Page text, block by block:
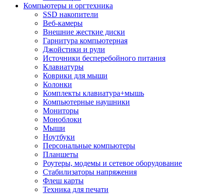
Компьютеры и оргтехника
SSD накопители
Веб-камеры
Внешние жесткие диски
Гарнитура компьютерная
Джойстики и рули
Источники бесперебойного питания
Клавиатуры
Коврики для мыши
Колонки
Комплекты клавиатура+мышь
Компьютерные наушники
Мониторы
Моноблоки
Мыши
Ноутбуки
Персональные компьютеры
Планшеты
Роутеры, модемы и сетевое оборудование
Стабилизаторы напряжения
Флеш карты
Техника для печати